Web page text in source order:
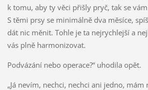
k tomu, aby ty věci přišly pryč, tak se vám
S těmi prsy se minimálně dva měsíce,
dát nic měnit. Tohle je ta nejrychlejší a
vás plně harmonizovat.
Podvázání nebo operace?“ uhodila opět.
„Já nevím, nechci, nechci ani jedno, mám